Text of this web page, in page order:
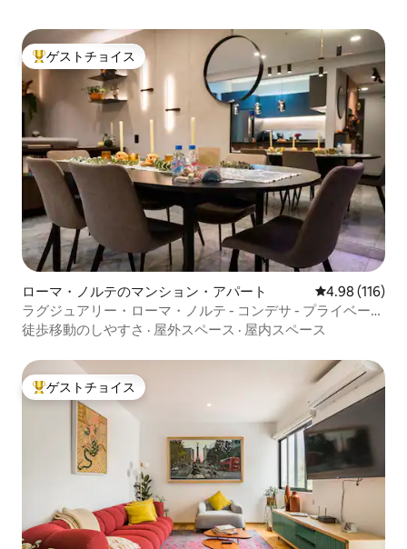
大好評のゲストチョイスです。
ゲストチョイス
ローマ・ノルテのマンション・アパート レビュー116
4.98 (116)
ラグジュアリー・ローマ・ノルテ - コンデサ - プライベート
パティオ - ジム
徒歩移動のしやすさ · 屋外スペース · 屋内スペース
大好評のゲストチョイスです。
ゲストチョイス